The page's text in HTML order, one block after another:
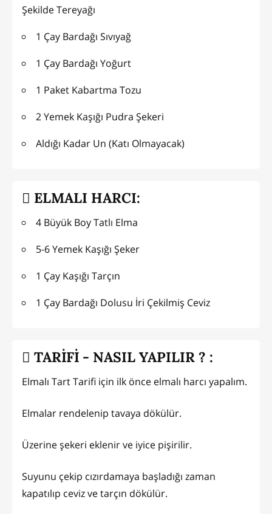
Şekilde Tereyağı
1 Çay Bardağı Sıvıyağ
1 Çay Bardağı Yoğurt
1 Paket Kabartma Tozu
2 Yemek Kaşığı Pudra Şekeri
Aldığı Kadar Un (Katı Olmayacak)
ELMALI HARCI:
4 Büyük Boy Tatlı Elma
5-6 Yemek Kaşığı Şeker
1 Çay Kaşığı Tarçın
1 Çay Bardağı Dolusu İri Çekilmiş Ceviz
TARİFİ - NASIL YAPILIR ? :
Elmalı Tart Tarifi için ilk önce elmalı harcı yapalım.
Elmalar rendelenip tavaya dökülür.
Üzerine şekeri eklenir ve iyice pişirilir.
Suyunu çekip cızırdamaya başladığı zaman
kapatılıp ceviz ve tarçın dökülür.